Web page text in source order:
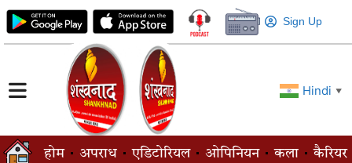
Sign Up
Hindi ▼
होम अपराध एडिटोरियल ओपिनियन कला कैरियर